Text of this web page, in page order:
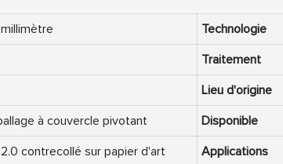
Technologie
Traitement
Lieu d'origine
à couvercle pivotant Disponible
contrecollé sur papier d'art Applications